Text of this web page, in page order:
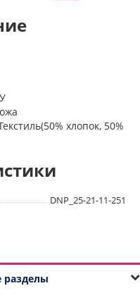
хлопок, 50%
DNP_25-21-11-251
разделы